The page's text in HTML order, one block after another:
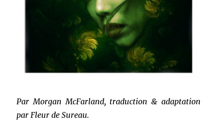
Par Morgan McFarland, traduction & adaptation
par Fleur de Sureau.